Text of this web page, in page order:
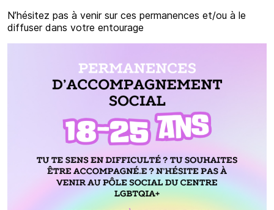
N’hésitez pas à venir sur ces permanences et/ou à le
diffuser dans votre entourage